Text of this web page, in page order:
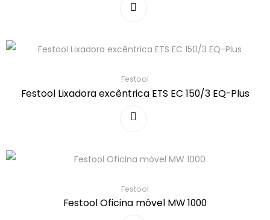
Festool
Festool Lixadora excêntrica ETS EC 150/3 EQ-Plus
Festool
Festool Oficina móvel MW 1000